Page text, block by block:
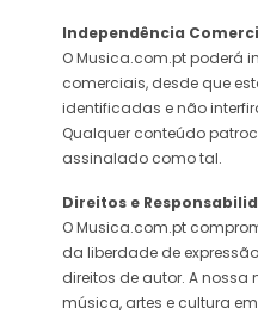
Independência
O Musica.com.pt poderá
comerciais, desde que
identificadas e não
Qualquer conteúdo
assinalado como tal.
Direitos e
O Musica.com.pt
da liberdade de
direitos de autor. A nossa
música, artes e cultura